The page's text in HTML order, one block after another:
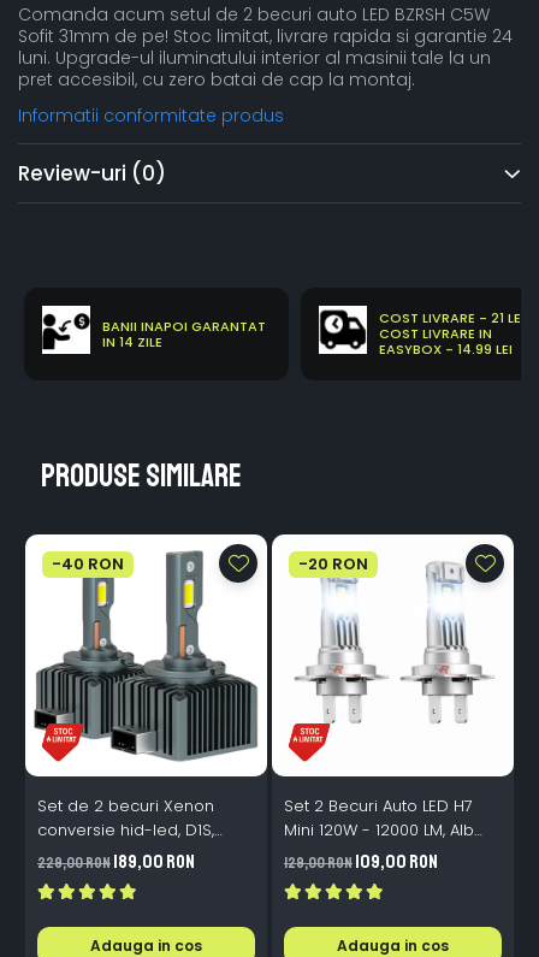
Comanda acum setul de 2 becuri auto LED BZRSH C5W
Sofit 31mm de pe! Stoc limitat, livrare rapida si garantie 24
luni. Upgrade-ul iluminatului interior al masinii tale la un
pret accesibil, cu zero batai de cap la montaj.
Informatii conformitate produs
Review-uri (0)
BANII INAPOI GARANTAT
IN 14 ZILE
COST LIVRARE - 21 LEI
COST LIVRARE IN
EASYBOX - 14.99 LEI
Produse similare
-40 RON
Set de 2 becuri Xenon
conversie hid-led, D1S,
120W, 12.000lm, Canbus,
Miez Cupru, Radiator
Aluminiu, Premium, Alb
Rece
229,00 RON189,00 RON
Adauga in cos
-20 RON
Set 2 Becuri Auto LED H7
Mini 120W - 12000 LM, Alb
Rece 6500K, Canbus
Integrat + Ventilator Răcire,
Plug & Play, 12-18V
129,00 RON109,00 RON
Adauga in cos